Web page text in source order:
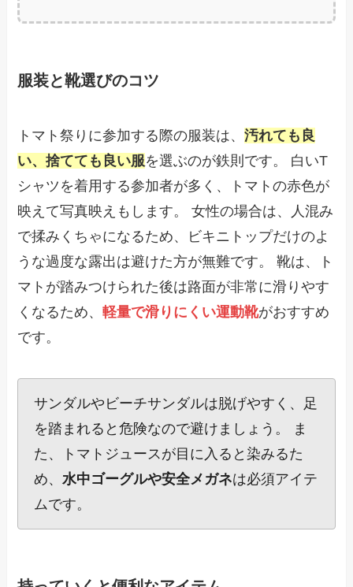
服装と靴選びのコツ
トマト祭りに参加する際の服装は、汚れても良
い、捨てても良い服を選ぶのが鉄則です。 白いT
シャツを着用する参加者が多く、トマトの赤色が
映えて写真映えもします。 女性の場合は、人混み
で揉みくちゃになるため、ビキニトップだけのよ
うな過度な露出は避けた方が無難です。 靴は、ト
マトが踏みつけられた後は路面が非常に滑りやす
くなるため、軽量で滑りにくい運動靴がおすすめ
です。
サンダルやビーチサンダルは脱げやすく、足
を踏まれると危険なので避けましょう。 ま
た、トマトジュースが目に入ると染みるた
め、 水中ゴーグルや安全メガネは必須アイテ
ムです。